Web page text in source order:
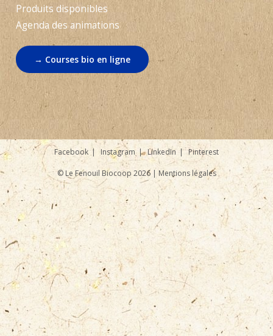
Produits disponibles
Agenda des animations
→ Courses bio en ligne
Facebook Instagram LinkedIn Pinterest
© Le Fenouil Biocoop 2026 | Mentions légales